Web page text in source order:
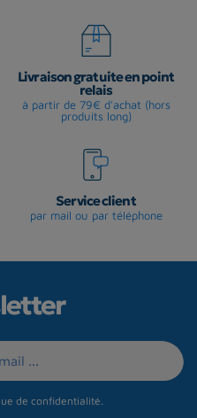
Livraison gratuite en point
relais
à partir de 79€ d'achat (hors
produits long)
Service client
par mail ou par téléphone
de confidentialité